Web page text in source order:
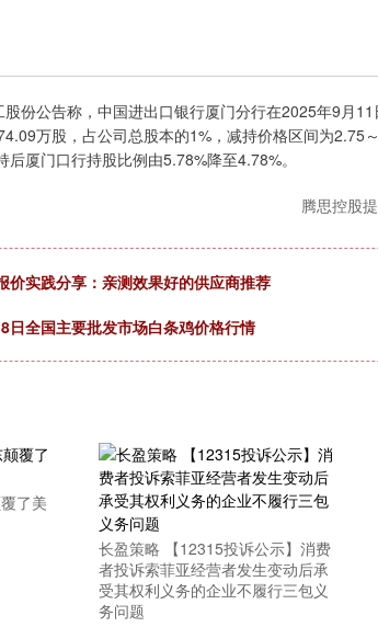
公告称，中国进出口银行厦门分行在2025年9月11
万股，占公司总股本的1%，减持价格区间为2.75
厦门口行持股比例由5.78%降至4.78%。
腾思控股
价实践分享：亲测效果好的供应商推荐
日全国主要批发市场白条鸡价格行情
了美
长盈策略 【12315投诉公示】消费
者投诉索菲亚经营者发生变动后承
受其权利义务的企业不履行三包义
务问题